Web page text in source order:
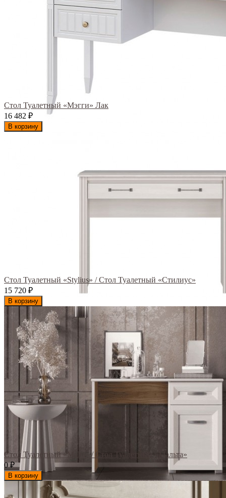
Стол Туалетный «Мэгги» Лак
16 482 ₽
В корзину
Стол Туалетный «Stylius» / Стол Туалетный «Стилиус»
15 720 ₽
В корзину
Стол Туалетный «Malta» / Стол Туалетный «Мальта»
0₽
В корзину